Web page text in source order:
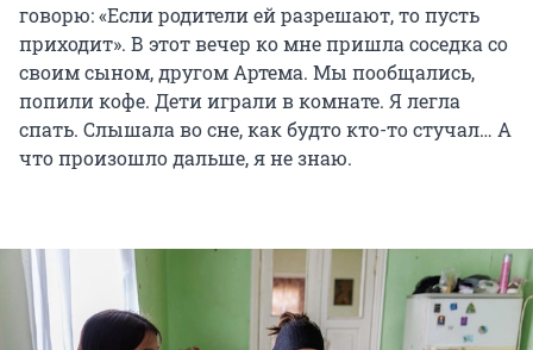
говорю: «Если родители ей разрешают, то пусть
приходит». В этот вечер ко мне пришла соседка со
своим сыном, другом Артема. Мы пообщались,
попили кофе. Дети играли в комнате. Я легла
спать. Слышала во сне, как будто кто-то стучал… А
что произошло дальше, я не знаю.